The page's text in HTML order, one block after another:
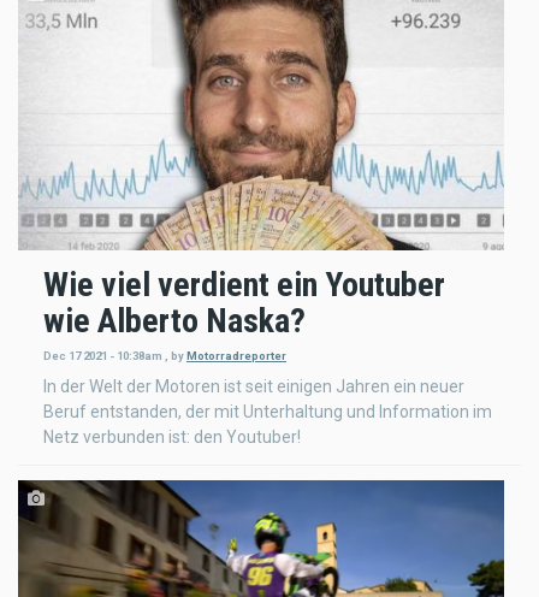
Wie viel verdient ein Youtuber
wie Alberto Naska?
Dec 17 2021 - 10:38am byMotorradreporter
In der Welt der Motoren ist seit einigen Jahren ein neuer
Beruf entstanden, der mit Unterhaltung und Information im
Netz verbunden ist: den Youtuber!